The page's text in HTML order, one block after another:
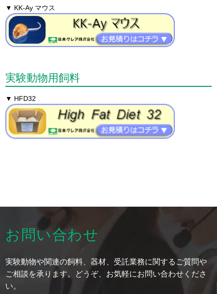
▼ KK-Ay マウス
実験動物用飼料
▼ HFD32
お問い合わせ
実験動物や関連の飼料、器材、受託業務に関するご質問や
ご相談を承ります。どうぞ、お気軽にお問い合わせくださ
い。